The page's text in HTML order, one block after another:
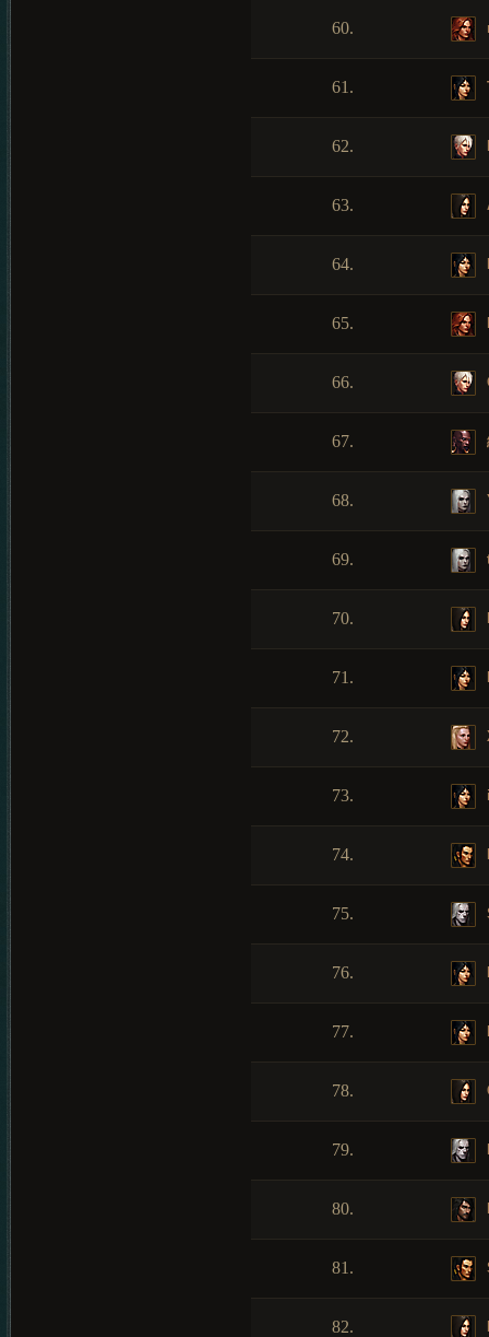
60.
61.
62.
63.
64.
65.
66.
67.
68.
69.
70.
71.
72.
73.
74.
75.
76.
77.
78.
79.
80.
81.
82.